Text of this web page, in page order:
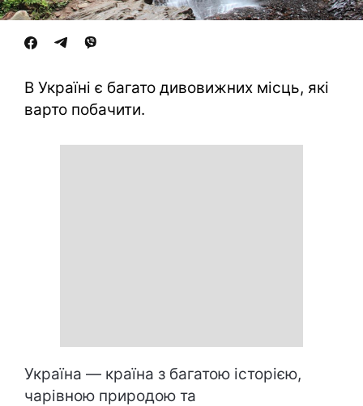
В Україні є багато дивовижних місць, які
варто побачити.
Україна — країна з багатою історією,
чарівною природою та